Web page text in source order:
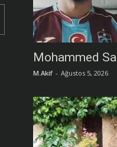
Mohammed
M.Akif - Ağustos 5, 2026